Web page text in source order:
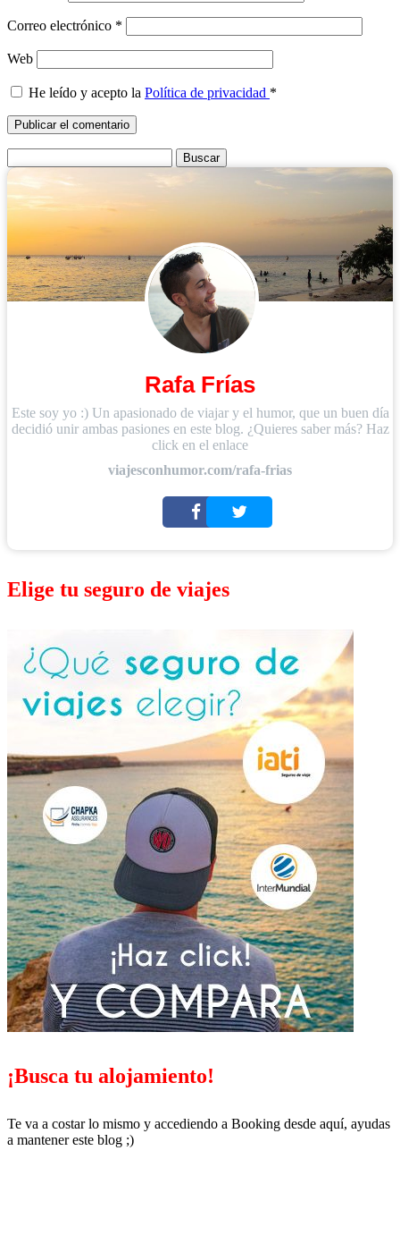
Correo electrónico *
Web
He leído y acepto la Política de privacidad *
Rafa Frías
Este soy yo :) Un apasionado de viajar y el humor, que un buen día
decidió unir ambas pasiones en este blog. ¿Quieres saber más? Haz
click en el enlace
viajesconhumor.com/rafa-frias
Elige tu seguro de viajes
¡Busca tu alojamiento!
Te va a costar lo mismo y accediendo a Booking desde aquí, ayudas
a mantener este blog ;)